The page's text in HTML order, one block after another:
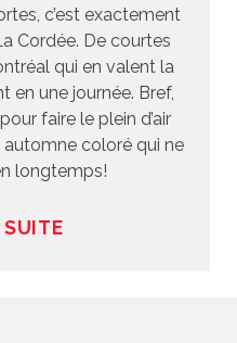
c’est exactement
Cordée. De courtes
qui en valent la
en une journée. Bref,
faire le plein d’air
coloré qui ne
longtemps!
SUITE